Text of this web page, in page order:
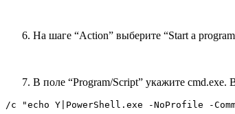
На шаге “Action” выберите “Start a
В поле “Program/Script” укажите cmd.exe.
/c "echo Y|PowerShell.exe -NoProfile -